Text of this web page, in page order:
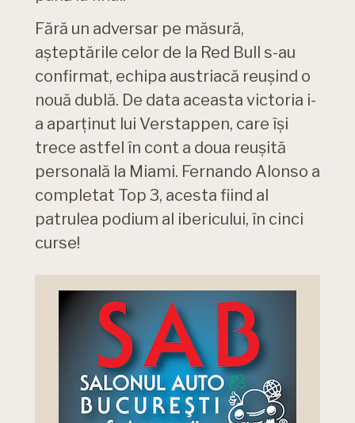
Fără un adversar pe măsură,
așteptările celor de la Red Bull s-au
confirmat, echipa austriacă reușind o
nouă dublă. De data aceasta victoria i-
a aparținut lui Verstappen, care își
trece astfel în cont a doua reușită
personală la Miami. Fernando Alonso a
completat Top 3, acesta fiind al
patrulea podium al ibericului, în cinci
curse!